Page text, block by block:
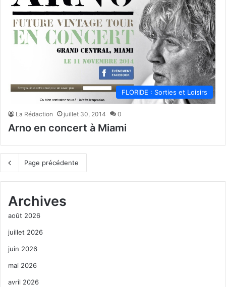
FLORIDE : Sorties et Loisirs
La Rédaction juillet 30, 2014 0
Arno en concert à Miami
Page précédente
Archives
août 2026
juillet 2026
juin 2026
mai 2026
avril 2026